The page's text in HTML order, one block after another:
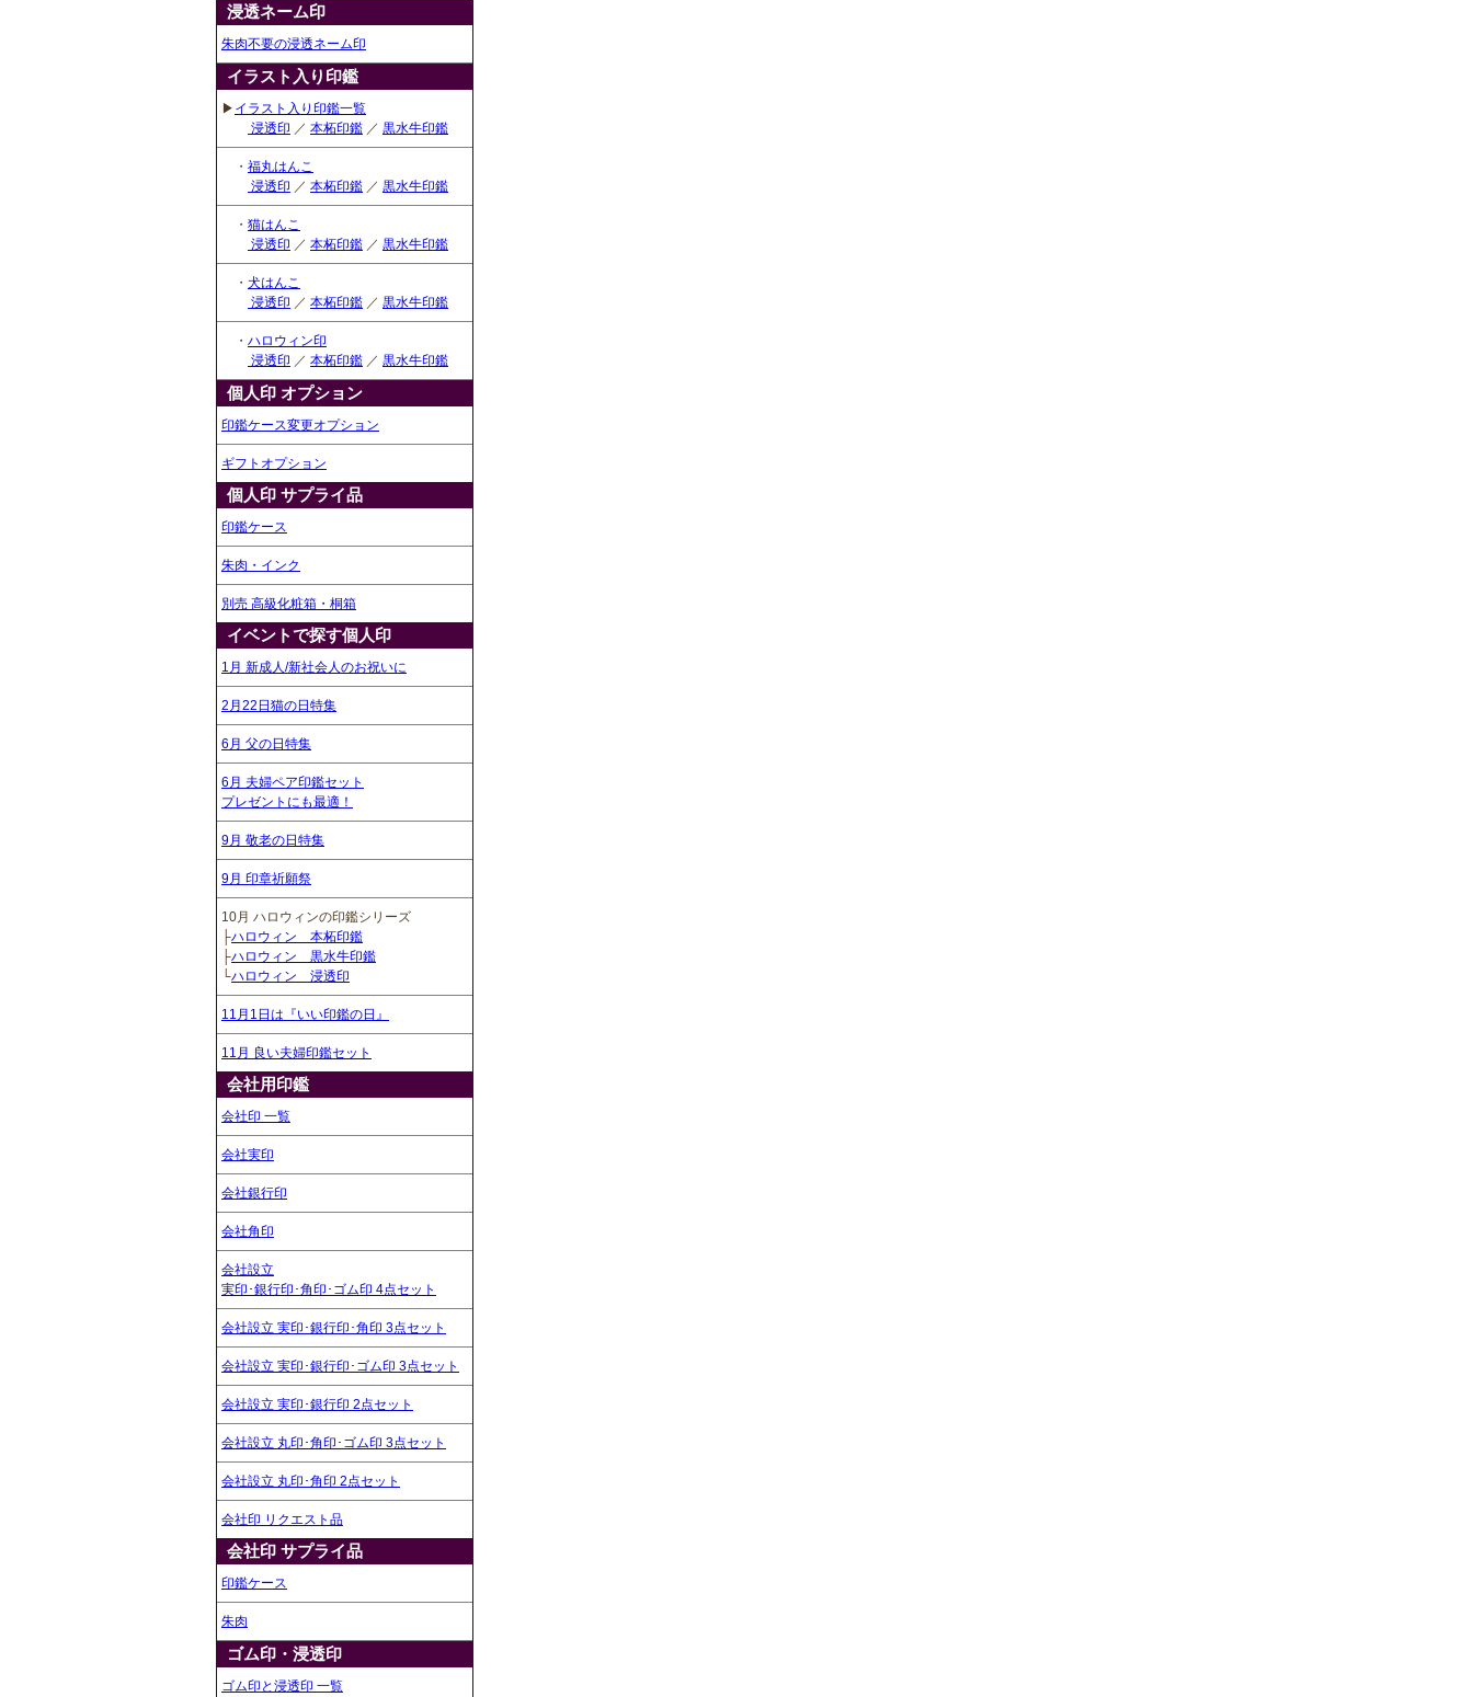
浸透ネーム印
朱肉不要の浸透ネーム印
イラスト入り印鑑
▶ イラスト入り印鑑一覧
浸透印 ／ 本柘印鑑 ／ 黒水牛印鑑
・ 福丸はんこ
浸透印 ／ 本柘印鑑 ／ 黒水牛印鑑
・ 猫はんこ
浸透印 ／ 本柘印鑑 ／ 黒水牛印鑑
・ 犬はんこ
浸透印 ／ 本柘印鑑 ／ 黒水牛印鑑
・ ハロウィン印
浸透印 ／ 本柘印鑑 ／ 黒水牛印鑑
個人印 オプション
印鑑ケース変更オプション
ギフトオプション
個人印 サプライ品
印鑑ケース
朱肉・インク
別売 高級化粧箱・桐箱
イベントで探す個人印
1月 新成人/新社会人のお祝いに
2月22日猫の日特集
6月 父の日特集
6月 夫婦ペア印鑑セット
プレゼントにも最適！
9月 敬老の日特集
9月 印章祈願祭
10月 ハロウィンの印鑑シリーズ
├ハロウィン 本柘印鑑
├ハロウィン 黒水牛印鑑
└ハロウィン 浸透印
11月1日は『いい印鑑の日』
11月 良い夫婦印鑑セット
会社用印鑑
会社印 一覧
会社実印
会社銀行印
会社角印
会社設立
実印･銀行印･角印･ゴム印 4点セット
会社設立 実印･銀行印･角印 3点セット
会社設立 実印･銀行印･ゴム印 3点セット
会社設立 実印･銀行印 2点セット
会社設立 丸印･角印･ゴム印 3点セット
会社設立 丸印･角印 2点セット
会社印 リクエスト品
会社印 サプライ品
印鑑ケース
朱肉
ゴム印・浸透印
ゴム印と浸透印 一覧